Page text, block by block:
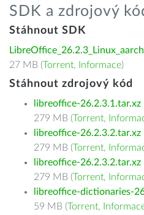
SDK a zdrojový
Stáhnout SDK
27 MB (Torrent, Informace)
Stáhnout zdrojový kód
libreoffice-26.2.3.1.tar.xz
279 MB (Torrent,
libreoffice-26.2.3.2.tar.xz
279 MB (Torrent,
libreoffice-26.2.3.2.tar.xz
279 MB (Torrent,
libreoffice-dictionaries-
59 MB (Torrent,